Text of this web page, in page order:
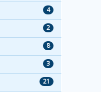
4
2
8
3
21